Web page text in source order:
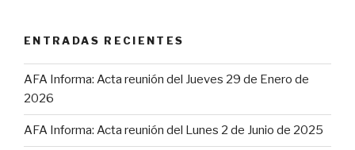
ENTRADAS RECIENTES
AFA Informa: Acta reunión del Jueves 29 de Enero de
2026
AFA Informa: Acta reunión del Lunes 2 de Junio de 2025